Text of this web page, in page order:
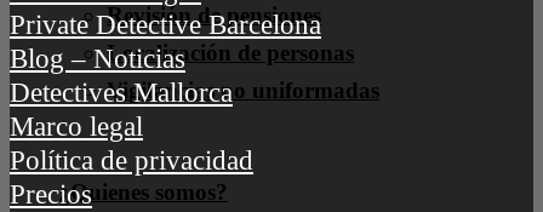
Revisión de pensiones
Localización de personas
Vigilancias no uniformadas
¿Quienes somos?
Private Detective Barcelona
Blog – Noticias
Detectives Mallorca
Marco legal
Política de privacidad
Precios